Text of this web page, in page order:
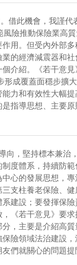
借此機會，我謹代
險推動保險業高
用。但受內外部
的經濟減震器和
介紹。《若干意
成覆蓋面穩步擴
力和有效性大幅
指導思想、主要原
向，堅持標本兼治
度體系，持續防範
心的發展思想，
支柱養老保險、
建設；要發揮保
《若干意見》要
，主要是介紹高
險領域法治建設
們就關心的問題